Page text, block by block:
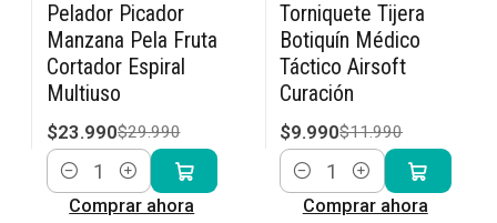
-20% OFF
Pelador Picador
Manzana Pela Fruta
Cortador Espiral
Multiuso
$23.990$29.990
Cantidad
Comprar ahora
-17% OFF
Torniquete Tijera
Botiquín Médico
Táctico Airsoft
Curación
$9.990$11.990
Cantidad
Comprar ahora